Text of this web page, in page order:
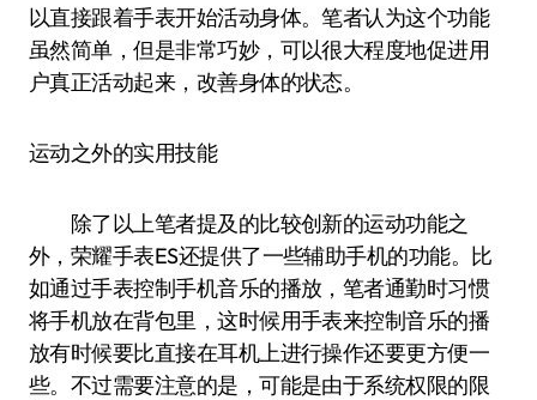
以直接跟着手表开始活动身体。笔者认为这个功能
虽然简单，但是非常巧妙，可以很大程度地促进用
户真正活动起来，改善身体的状态。
运动之外的实用技能
除了以上笔者提及的比较创新的运动功能之
外，荣耀手表ES还提供了一些辅助手机的功能。比
如通过手表控制手机音乐的播放，笔者通勤时习惯
将手机放在背包里，这时候用手表来控制音乐的播
放有时候要比直接在耳机上进行操作还要更方便一
些。不过需要注意的是，可能是由于系统权限的限